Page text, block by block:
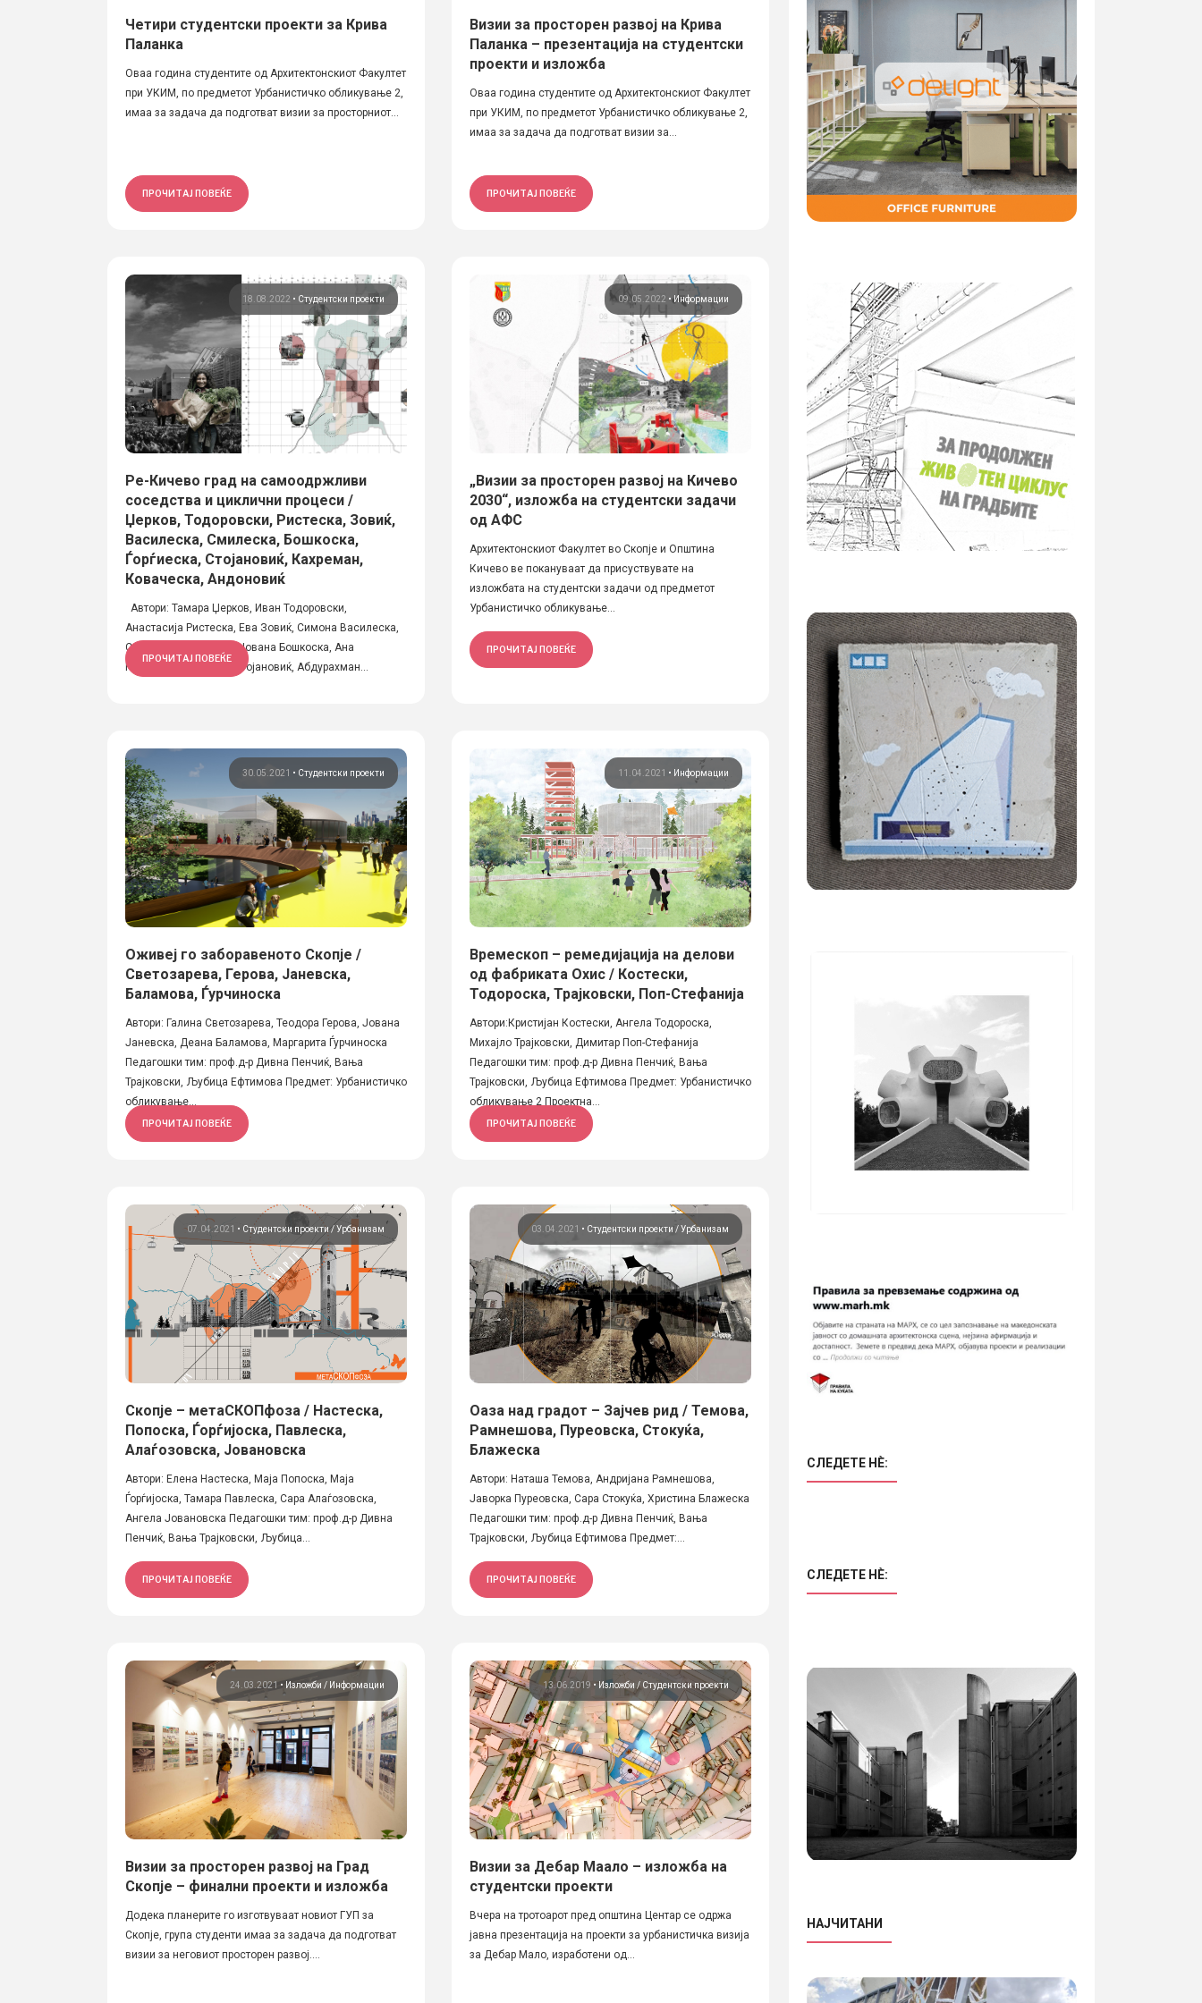
Четири студентски проекти за Крива
Паланка
Оваа година студентите од Архитектонскиот Факултет
при УКИМ, по предметот Урбанистичко обликување 2,
имаа за задача да подготват визии за просторниот...
ПРОЧИТАЈ ПОВЕЌЕ
Визии за просторен развој на Крива
Паланка – презентација на студентски
проекти и изложба
Оваа година студентите од Архитектонскиот Факултет
при УКИМ, по предметот Урбанистичко обликување 2,
имаа за задача да подготват визии за...
ПРОЧИТАЈ ПОВЕЌЕ
18.08.2022 • Студентски проекти
Ре-Кичево град на самоодржливи
соседства и циклични процеси /
Џерков, Тодоровски, Ристеска, Зовиќ,
Василеска, Смилеска, Бошкоска,
Ѓорѓиеска, Стојановиќ, Кахреман,
Коваческа, Андоновиќ
Автори: Тамара Џерков, Иван Тодоровски,
Анастасија Ристеска, Ева Зовиќ, Симона Василеска,
Стефанија Смилеска, Јована Бошкоска, Ана
Ѓорѓиеска, Николина Стојановиќ, Абдурахман...
ПРОЧИТАЈ ПОВЕЌЕ
09.05.2022 •Информации
„Визии за просторен развој на Кичево
2030“, изложба на студентски задачи
од АФС
Архитектонскиот Факултет во Скопје и Општина
Кичево ве покануваат да присуствувате на
изложбата на студентски задачи од предметот
Урбанистичко обликување...
ПРОЧИТАЈ ПОВЕЌЕ
30.05.2021 • Студентски проекти
Оживеј го заборавеното Скопје /
Светозарева, Герова, Јаневска,
Баламова, Ѓурчиноска
Автори: Галина Светозарева, Теодора Герова, Јована
Јаневска, Деана Баламова, Маргаритa Ѓурчиноска
Педагошки тим: проф.д-р Дивна Пенчиќ, Вања
Трајковски, Љубица Ефтимова Предмет: Урбанистичко
обликување...
ПРОЧИТАЈ ПОВЕЌЕ
11.04.2021 • Информации
Времескоп – ремедијација на делови
од фабриката Охис / Костески,
Тодороска, Трајковски, Поп-Стефанија
Автори:Кристијан Костески, Ангела Тодороска,
Михајло Трајковски, Димитар Поп-Стефанија
Педагошки тим: проф.д-р Дивна Пенчиќ, Вања
Трајковски, Љубица Ефтимова Предмет: Урбанистичко
обликување 2 Проектна...
ПРОЧИТАЈ ПОВЕЌЕ
07.04.2021 • Студентски проекти Урбанизам
Скопје – метаСКОПфоза / Настеска,
Попоска, Ѓорѓијоска, Павлеска,
Алаѓозовска, Јовановска
Автори: Елена Настеска, Маја Попоска, Маја
Ѓорѓијоска, Тамара Павлеска, Сара Алаѓозовска,
Ангела Јовановска Педагошки тим: проф.д-р Дивна
Пенчиќ, Вања Трајковски, Љубица...
ПРОЧИТАЈ ПОВЕЌЕ
03.04.2021 • Студентски проекти Урбанизам
Оаза над градот – Зајчев рид / Темова,
Рамнешова, Пуреовска, Стокуќа,
Блажеска
Автори: Наташа Темова, Андријана Рамнешова,
Јаворка Пуреовска, Сара Стокуќа, Христина Блажеска
Педагошки тим: проф.д-р Дивна Пенчиќ, Вања
Трајковски, Љубица Ефтимова Предмет:...
ПРОЧИТАЈ ПОВЕЌЕ
24.03.2021 • Изложби Информации
Визии за просторен развој на Град
Скопје – финални проекти и изложба
Додека планерите го изготвуваат новиот ГУП за
Скопје, група студенти имаа за задача да подготват
визии за неговиот просторен развој....
13.06.2019 • Изложби Студентски проекти
Визии за Дебар Маало – изложба на
студентски проекти
Вчера на тротоарот пред општина Центар се одржа
јавна презентација на проекти за урбанистичка визија
за Дебар Мало, изработени од...
СЛЕДЕТЕ НÈ:
СЛЕДЕТЕ НÈ:
НАЈЧИТАНИ